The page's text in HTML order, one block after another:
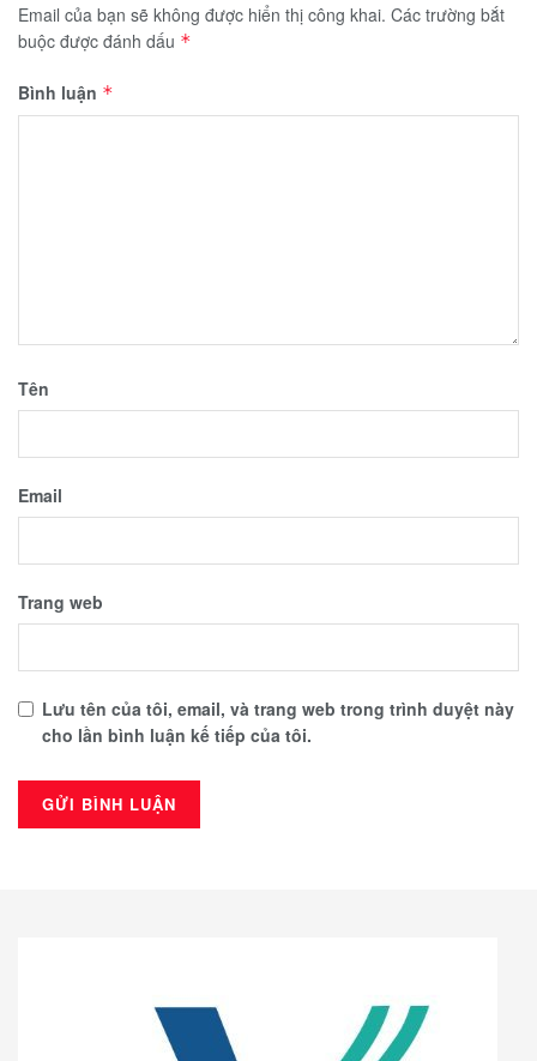
Email của bạn sẽ không được hiển thị công khai. Các trường bắt
buộc được đánh dấu *
Bình luận *
Tên
Email
Trang web
Lưu tên của tôi, email, và trang web trong trình duyệt này
cho lần bình luận kế tiếp của tôi.